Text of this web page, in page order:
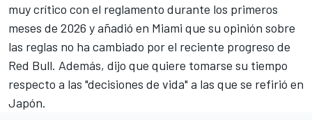
muy crítico con el reglamento durante los primeros
meses de 2026 y añadió en Miami que su opinión sobre
las reglas no ha cambiado por el reciente progreso de
Red Bull. Además, dijo que quiere tomarse su tiempo
respecto a las "decisiones de vida" a las que se refirió en
Japón.